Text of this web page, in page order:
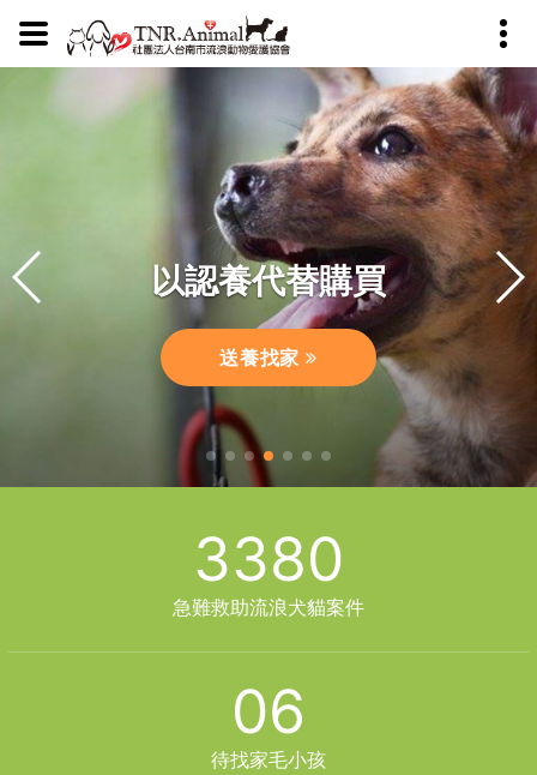
們聯絡
聯絡我們
動物生命
認識我們
替撲殺
絕育日誌
救援工作
救援日誌
以認養代替購買
送養找家
3380
急難救助流浪犬貓案件
06
待找家毛小孩